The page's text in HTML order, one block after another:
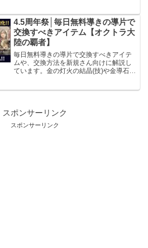
解できる内容となっています。
4.5周年祭│毎日無料導きの導片で
交換すべきアイテム【オクトラ大
陸の覇者】
毎日無料導きの導片で交換すべきアイテ
ムや、交換方法を新規さん向けに解説し
ています。金の灯火の結晶(技)や金導石、
スポンサーリンク
スポンサーリンク